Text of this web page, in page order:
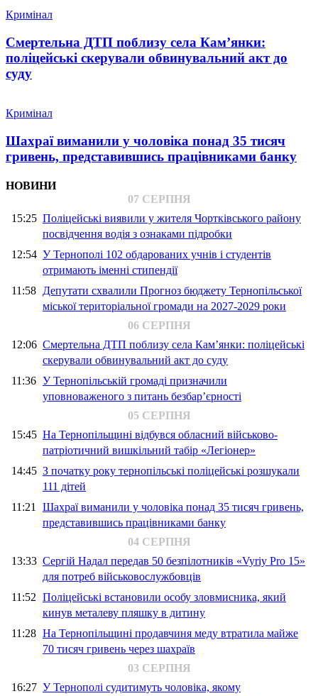
Кримінал
Смертельна ДТП поблизу села Кам’янки:
поліцейські скерували обвинувальний акт до
суду
Кримінал
Шахраї виманили у чоловіка понад 35 тисяч
гривень, представившись працівниками банку
НОВИНИ
07 СЕРПНЯ
15:25 Поліцейські виявили у жителя Чортківського району
посвідчення водія з ознаками підробки
12:54 У Тернополі 102 обдарованих учнів і студентів
отримають іменні стипендії
11:58 Депутати схвалили Прогноз бюджету Тернопільської
міської територіальної громади на 2027-2029 роки
06 СЕРПНЯ
12:06 Смертельна ДТП поблизу села Кам’янки: поліцейські
скерували обвинувальний акт до суду
11:36 У Тернопільській громаді призначили
уповноваженого з питань безбар’єрності
05 СЕРПНЯ
15:45 На Тернопільщині відбувся обласний військово-
патріотичний вишкільний табір «Легіонер»
14:45 З початку року тернопільські поліцейські розшукали
111 дітей
11:21 Шахраї виманили у чоловіка понад 35 тисяч гривень,
представившись працівниками банку
04 СЕРПНЯ
13:33 Сергій Надал передав 50 безпілотників «Vyriy Pro 15»
для потреб військовослужбовців
11:52 Поліцейські встановили особу зловмисника, який
кинув металеву пляшку в дитину
11:28 На Тернопільщині продавчиня меду втратила майже
70 тисяч гривень через шахраїв
03 СЕРПНЯ
16:27 У Тернополі судитимуть чоловіка, якому